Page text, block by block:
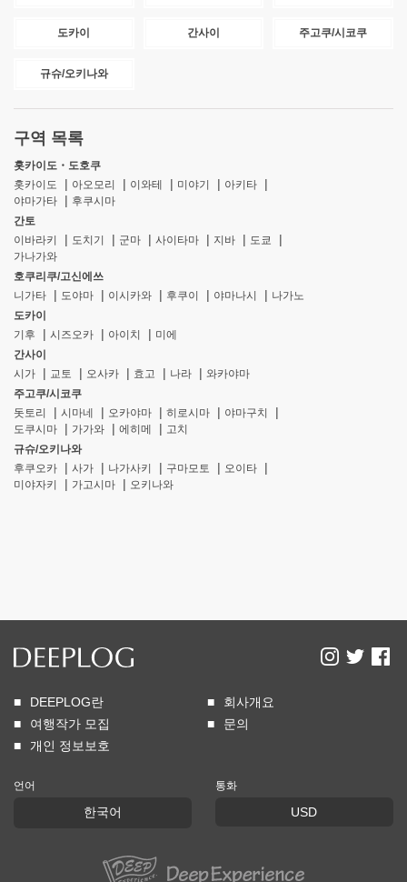
도카이 간사이 주고쿠/시코쿠
규슈/오키나와
구역 목록
홋카이도・도호쿠
홋카이도
아오모리 이와테 미야기
아키타
야마가타
후쿠시마
간토
이바라키
도치기 군마 사이타마 지바
도쿄
가나가와
호쿠리쿠/고신에쓰
니가타
도야마 이시카와 후쿠이 야마나시
나가노
도카이
기후
시즈오카 아이치
미에
간사이
시가
교토 오사카 효고 나라
와카야마
주고쿠/시코쿠
돗토리
시마네 오카야마 히로시마
야마구치
도쿠시마
가가와 에히메
고치
규슈/오키나와
후쿠오카
사가 나가사키 구마모토
오이타
미야자키
가고시마 오키나와
DEEPLOG란
회사개요
여행작가 모집
문의
개인 정보보호
언어
한국어
통화
USD